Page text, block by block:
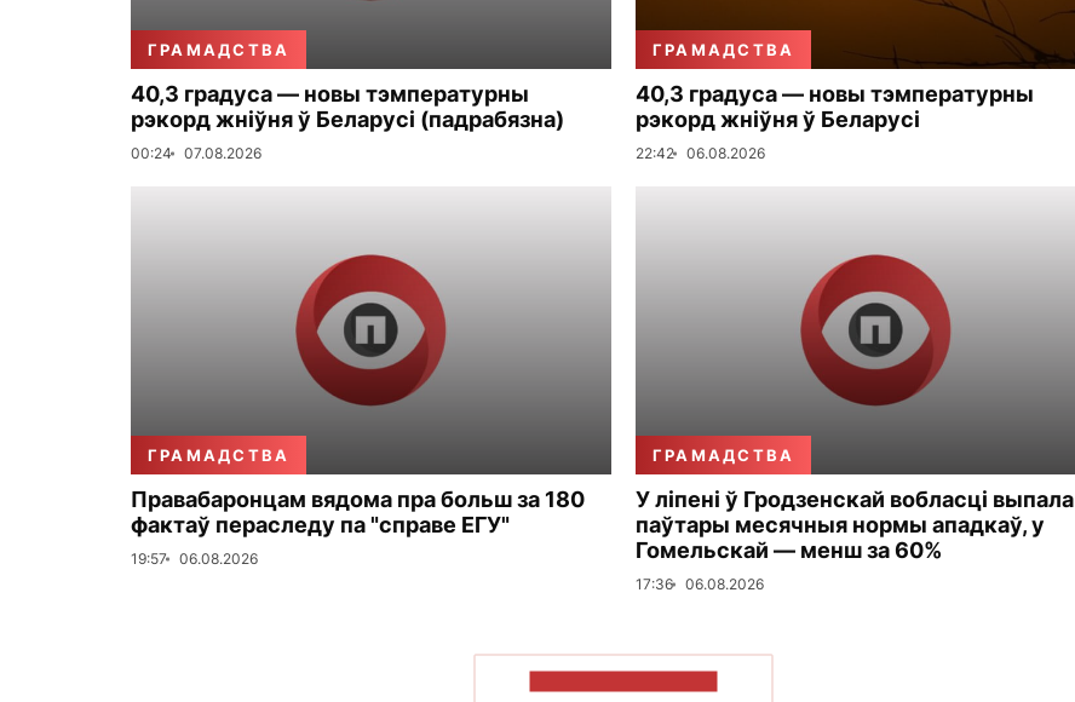
ГРАМАДСТВА
40,3 градуса — новы тэмпературны
рэкорд жніўня ў Беларусі (падрабязна)
00:24 07.08.2026
ГРАМАДСТВА
40,3 градуса — новы тэмпературны
рэкорд жніўня ў Беларусі
22:42 06.08.2026
ГРАМАДСТВА
Правабаронцам вядома пра больш за 180
фактаў пераследу па "справе ЕГУ"
19:57 06.08.2026
ГРАМАДСТВА
У ліпені ў Гродзенскай вобласці выпала
паўтары месячныя нормы ападкаў, у
Гомельскай — менш за 60%
17:36 06.08.2026